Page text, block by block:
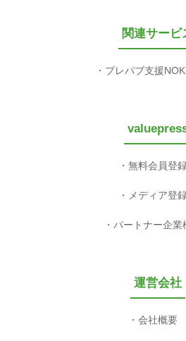
関連サービ
プレパブ支援
無料会員登
メディア登
パートナー企業
運営会社
会社概要